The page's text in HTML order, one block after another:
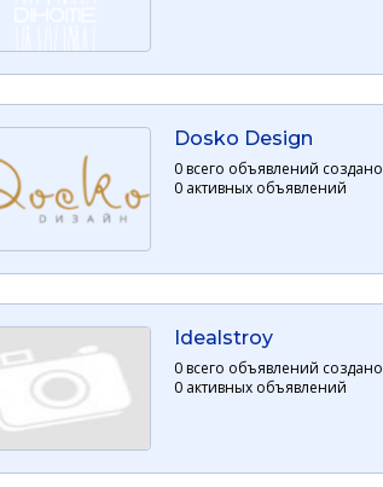
Dosko Design
0 всего объявлений создано
0 активных объявлений
Idealstroy
0 всего объявлений создано
0 активных объявлений